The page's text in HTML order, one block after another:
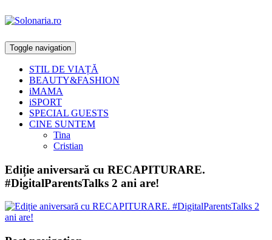
Toggle navigation
STIL DE VIAȚĂ
BEAUTY&FASHION
iMAMA
iSPORT
SPECIAL GUESTS
CINE SUNTEM
Tina
Cristian
Ediție aniversară cu RECAPITURARE.
#DigitalParentsTalks 2 ani are!